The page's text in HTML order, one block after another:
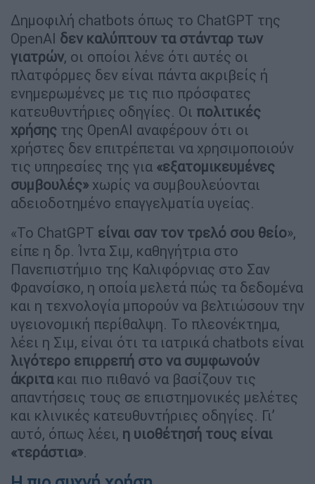
Δημοφιλή chatbots όπως το ChatGPT της
OpenAI δεν καλύπτουν τα στάνταρ των
γιατρών, οι οποίοι λένε ότι αυτές οι
πλατφόρμες δεν είναι πάντα ακριβείς ή
ενημερωμένες με τις πιο πρόσφατες
κατευθυντήριες οδηγίες. Οι πολιτικές
χρήσης της OpenAI αναφέρουν ότι οι
χρήστες δεν επιτρέπεται να χρησιμοποιούν
τις υπηρεσίες της για «εξατομικευμένες
συμβουλές» χωρίς να συμβουλεύονται
αδειοδοτημένο επαγγελματία υγείας.
«Το ChatGPT είναι σαν τον τρελό σου θείο»,
είπε η δρ. Ίντα Σιμ, καθηγήτρια στο
Πανεπιστήμιο της Καλιφόρνιας στο Σαν
Φρανσίσκο, η οποία μελετά πώς τα δεδομένα
και η τεχνολογία μπορούν να βελτιώσουν την
υγειονομική περίθαλψη. Το πλεονέκτημα,
λέει η Σιμ, είναι ότι τα ιατρικά chatbots είναι
λιγότερο επιρρεπή στο να συμφωνούν
άκριτακαι πιο πιθανό να βασίζουν τις
απαντήσεις τους σε επιστημονικές μελέτες
και κλινικές κατευθυντήριες οδηγίες. Γι’
αυτό, όπως λέει, η υιοθέτησή τους είναι
«τεράστια».